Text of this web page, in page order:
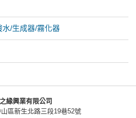
水/生成器/霧化器
緣興業有限公司
區新生北路三段19巷52號